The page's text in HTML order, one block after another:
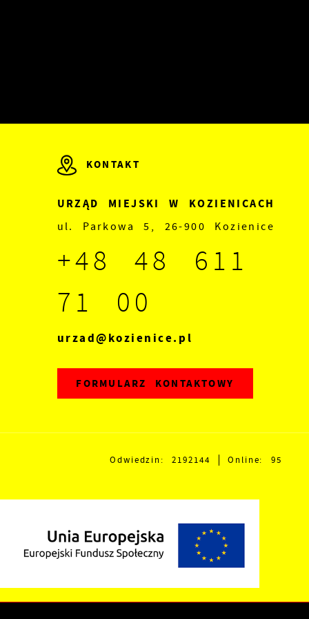
KONTAKT
URZĄD MIEJSKI W KOZIENICACH
ul. Parkowa 5, 26-900 Kozienice
+48 48 611
71 00
urzad@kozienice.pl
FORMULARZ KONTAKTOWY
Odwiedzin: 2192144 Online: 95